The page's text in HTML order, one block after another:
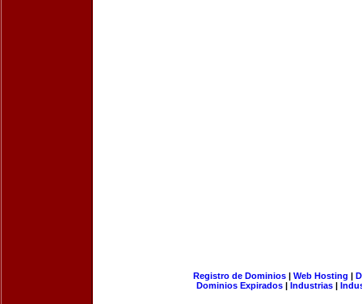
Registro de Dominios| Web Hosting |
Dominios Expirados | Industrias |